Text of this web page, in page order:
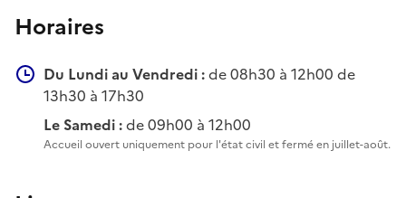
Horaires
Du Lundi au Vendredi :de 08h30 à 12h00 de
13h30 à 17h30
Le Samedi :de 09h00 à 12h00
Accueil ouvert uniquement pour l'état civil et fermé en juillet-août.